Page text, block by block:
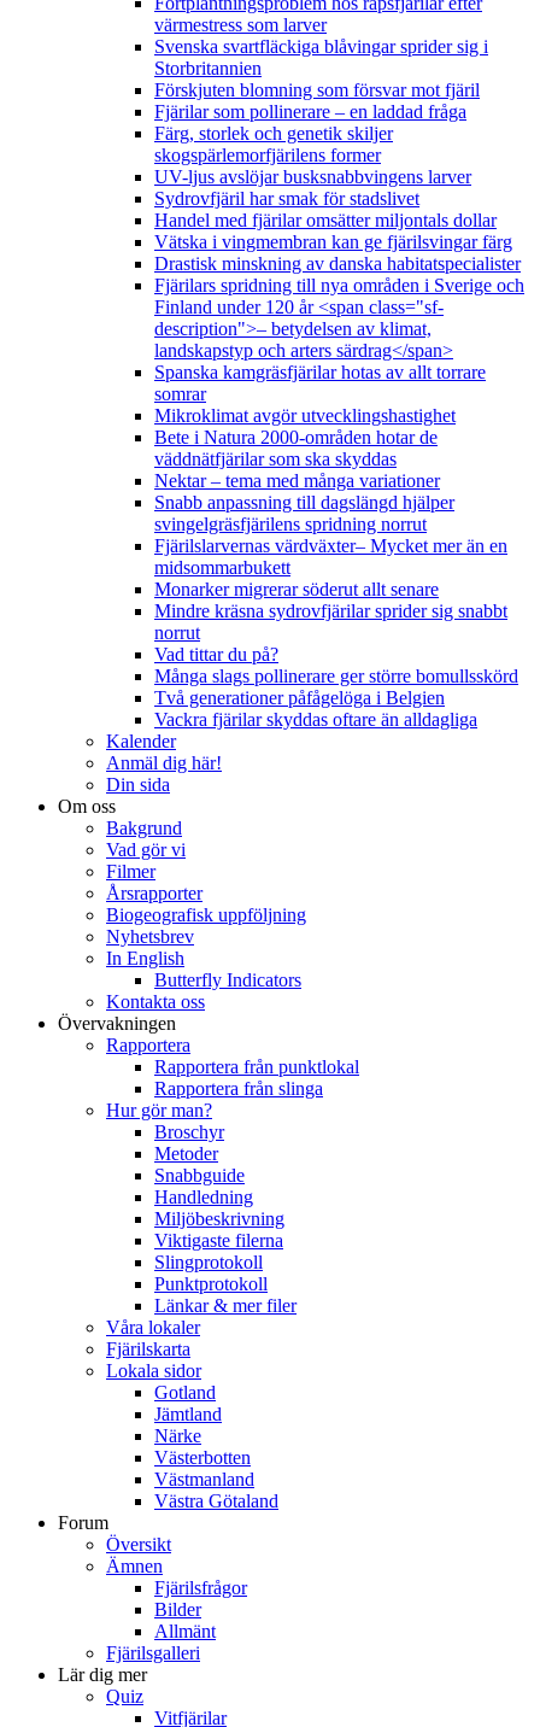
värmestress som larver
Svenska svartfläckiga blåvingar sprider sig i
Storbritannien
Förskjuten blomning som försvar mot fjäril
Fjärilar som pollinerare – en laddad fråga
Färg, storlek och genetik skiljer
skogspärlemorfjärilens former
UV-ljus avslöjar busksnabbvingens larver
Sydrovfjäril har smak för stadslivet
Handel med fjärilar omsätter miljontals dollar
Vätska i vingmembran kan ge fjärilsvingar färg
Drastisk minskning av danska habitatspecialister
Fjärilars spridning till nya områden i Sverige och
Finland under 120 år <span class="sf-
description">– betydelsen av klimat,
landskapstyp och arters särdrag</span>
Spanska kamgräsfjärilar hotas av allt torrare
somrar
Mikroklimat avgör utvecklingshastighet
Bete i Natura 2000-områden hotar de
väddnätfjärilar som ska skyddas
Nektar – tema med många variationer
Snabb anpassning till dagslängd hjälper
svingelgräsfjärilens spridning norrut
Fjärilslarvernas värdväxter– Mycket mer än en
midsommarbukett
Monarker migrerar söderut allt senare
Mindre kräsna sydrovfjärilar sprider sig snabbt
norrut
Vad tittar du på?
Många slags pollinerare ger större bomullsskörd
Två generationer påfågelöga i Belgien
Vackra fjärilar skyddas oftare än alldagliga
Kalender
Anmäl dig här!
Din sida
Om oss
Bakgrund
Vad gör vi
Filmer
Årsrapporter
Biogeografisk uppföljning
Nyhetsbrev
In English
Butterfly Indicators
Kontakta oss
Övervakningen
Rapportera
Rapportera från punktlokal
Rapportera från slinga
Hur gör man?
Broschyr
Metoder
Snabbguide
Handledning
Miljöbeskrivning
Viktigaste filerna
Slingprotokoll
Punktprotokoll
Länkar & mer filer
Våra lokaler
Fjärilskarta
Lokala sidor
Gotland
Jämtland
Närke
Västerbotten
Västmanland
Västra Götaland
Forum
Översikt
Ämnen
Fjärilsfrågor
Bilder
Allmänt
Fjärilsgalleri
Lär dig mer
Quiz
Vitfjärilar